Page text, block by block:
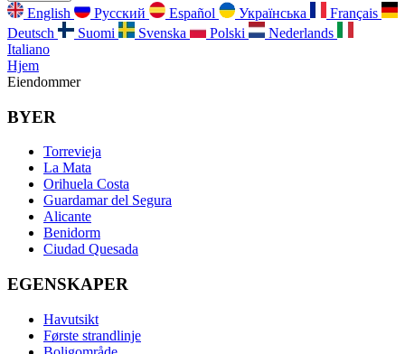
English Русский Español Українська
Français
Deutsch
Suomi Svenska Polski
Nederlands
Italiano
Hjem
Eiendommer
BYER
Torrevieja
La Mata
Orihuela Costa
Guardamar del Segura
Alicante
Benidorm
Ciudad Quesada
EGENSKAPER
Havutsikt
Første strandlinje